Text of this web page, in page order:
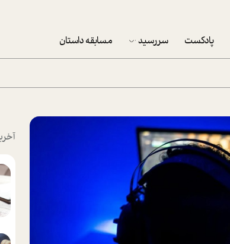
پادکست سررسید
پکيج نوروزي موفقيت
تقویم رومیزی
تقویم دیواری
مسابقه داستان